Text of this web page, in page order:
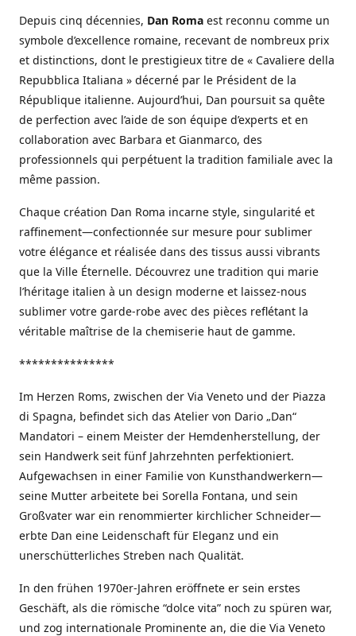
Depuis cinq décennies, Dan Roma est reconnu comme un
symbole d’excellence romaine, recevant de nombreux prix
et distinctions, dont le prestigieux titre de « Cavaliere della
Repubblica Italiana » décerné par le Président de la
République italienne. Aujourd’hui, Dan poursuit sa quête
de perfection avec l’aide de son équipe d’experts et en
collaboration avec Barbara et Gianmarco, des
professionnels qui perpétuent la tradition familiale avec la
même passion.
Chaque création Dan Roma incarne style, singularité et
raffinement—confectionnée sur mesure pour sublimer
votre élégance et réalisée dans des tissus aussi vibrants
que la Ville Éternelle. Découvrez une tradition qui marie
l’héritage italien à un design moderne et laissez-nous
sublimer votre garde-robe avec des pièces reflétant la
véritable maîtrise de la chemiserie haut de gamme.
***************
Im Herzen Roms, zwischen der Via Veneto und der Piazza
di Spagna, befindet sich das Atelier von Dario „Dan“
Mandatori – einem Meister der Hemdenherstellung, der
sein Handwerk seit fünf Jahrzehnten perfektioniert.
Aufgewachsen in einer Familie von Kunsthandwerkern—
seine Mutter arbeitete bei Sorella Fontana, und sein
Großvater war ein renommierter kirchlicher Schneider—
erbte Dan eine Leidenschaft für Eleganz und ein
unerschütterliches Streben nach Qualität.
In den frühen 1970er-Jahren eröffnete er sein erstes
Geschäft, als die römische “dolce vita” noch zu spüren war,
und zog internationale Prominente an, die die Via Veneto